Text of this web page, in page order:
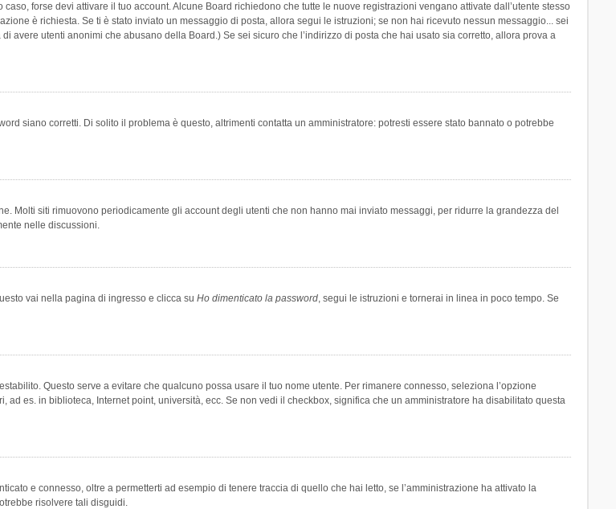
forse devi attivare il tuo account. Alcune Board richiedono che tutte le nuove registrazioni vengano attivate dall’utente stesso
è richiesta. Se ti è stato inviato un messaggio di posta, allora segui le istruzioni; se non hai ricevuto nessun messaggio... sei
avere utenti anonimi che abusano della Board.) Se sei sicuro che l’indirizzo di posta che hai usato sia corretto, allora prova a
siano corretti. Di solito il problema è questo, altrimenti contatta un amministratore: potresti essere stato bannato o potrebbe
Molti siti rimuovono periodicamente gli account degli utenti che non hanno mai inviato messaggi, per ridurre la grandezza del
nelle discussioni.
vai nella pagina di ingresso e clicca su Ho dimenticato la password, segui le istruzioni e tornerai in linea in poco tempo. Se
Questo serve a evitare che qualcuno possa usare il tuo nome utente. Per rimanere connesso, seleziona l’opzione
es. in biblioteca, Internet point, università, ecc. Se non vedi il checkbox, significa che un amministratore ha disabilitato questa
e connesso, oltre a permetterti ad esempio di tenere traccia di quello che hai letto, se l’amministrazione ha attivato la
risolvere tali disguidi.